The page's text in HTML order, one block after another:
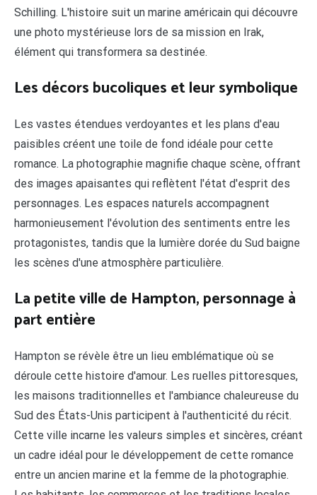
Schilling. L'histoire suit un marine américain qui découvre
une photo mystérieuse lors de sa mission en Irak,
élément qui transformera sa destinée.
Les décors bucoliques et leur symbolique
Les vastes étendues verdoyantes et les plans d'eau
paisibles créent une toile de fond idéale pour cette
romance. La photographie magnifie chaque scène, offrant
des images apaisantes qui reflètent l'état d'esprit des
personnages. Les espaces naturels accompagnent
harmonieusement l'évolution des sentiments entre les
protagonistes, tandis que la lumière dorée du Sud baigne
les scènes d'une atmosphère particulière.
La petite ville de Hampton, personnage à
part entière
Hampton se révèle être un lieu emblématique où se
déroule cette histoire d'amour. Les ruelles pittoresques,
les maisons traditionnelles et l'ambiance chaleureuse du
Sud des États-Unis participent à l'authenticité du récit.
Cette ville incarne les valeurs simples et sincères, créant
un cadre idéal pour le développement de cette romance
entre un ancien marine et la femme de la photographie.